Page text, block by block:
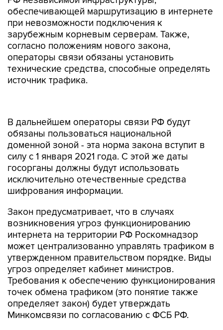
обеспечивающей маршрутизацию в интернете
при невозможности подключения к
зарубежным корневым серверам. Также,
согласно положениям нового закона,
операторы связи обязаны установить
технические средства, способные определять
источник трафика.
В дальнейшем операторы связи РФ будут
обязаны пользоваться национальной
доменной зоной - эта норма закона вступит в
силу с 1 января 2021 года. С этой же даты
госорганы должны будут использовать
исключительно отечественные средства
шифрования информации.
Закон предусматривает, что в случаях
возникновения угроз функционированию
интернета на территории РФ Роскомнадзор
может централизованно управлять трафиком в
утвержденном правительством порядке. Виды
угроз определяет кабинет министров.
Требования к обеспечению функционирования
точек обмена трафиком (это понятие также
определяет закон) будет утверждать
Минкомсвязи по согласованию с ФСБ РФ.